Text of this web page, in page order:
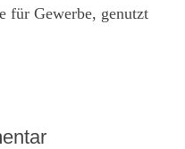
für Gewerbe, genutzt